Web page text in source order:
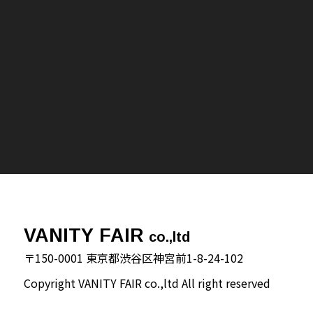
VANITY FAIR co.,ltd
〒150-0001 東京都渋谷区神宮前1-8-24-102
Copyright VANITY FAIR co.,ltd All right reserved